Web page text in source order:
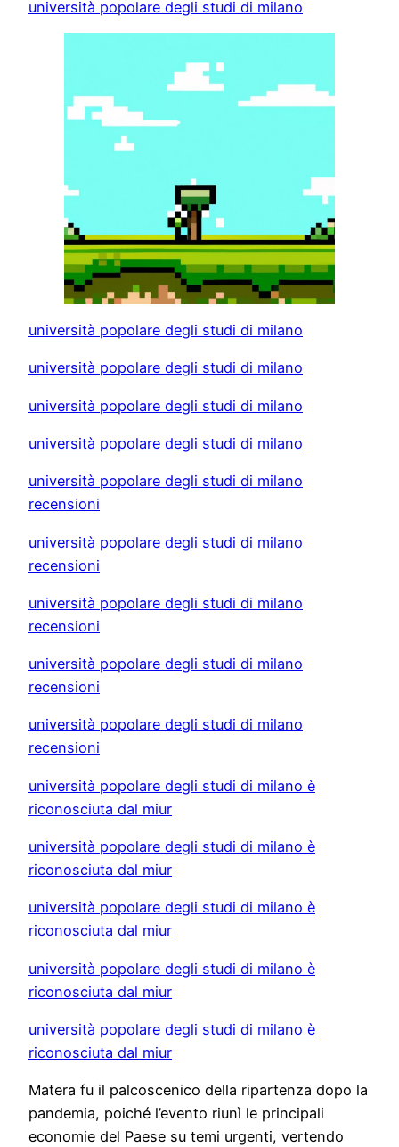
università popolare degli studi di milano
università popolare degli studi di milano
università popolare degli studi di milano
università popolare degli studi di milano
università popolare degli studi di milano
università popolare degli studi di milano
recensioni
università popolare degli studi di milano
recensioni
università popolare degli studi di milano
recensioni
università popolare degli studi di milano
recensioni
università popolare degli studi di milano
recensioni
università popolare degli studi di milano è
riconosciuta dal miur
università popolare degli studi di milano è
riconosciuta dal miur
università popolare degli studi di milano è
riconosciuta dal miur
università popolare degli studi di milano è
riconosciuta dal miur
università popolare degli studi di milano è
riconosciuta dal miur
Matera fu il palcoscenico della ripartenza dopo la
pandemia, poiché l’evento riunì le principali
economie del Paese su temi urgenti, vertendo